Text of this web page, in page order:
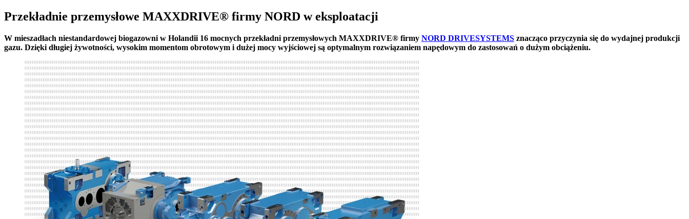
Przekładnie przemysłowe MAXXDRIVE® firmy NORD w eksploatacji
W mieszadłach niestandardowej biogazowni w Holandii 16 mocnych przekładni przemysłowych MAXXDRIVE® firmy NORD DRIVESYSTEMS znacząco przyczynia się do wydajnej produkcji
gazu. Dzięki długiej żywotności, wysokim momentom obrotowym i dużej mocy wyjściowej są optymalnym rozwiązaniem napędowym do zastosowań o dużym obciążeniu.